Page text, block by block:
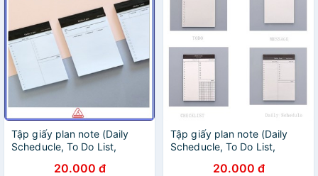
Tập giấy plan note (Daily
Scheducle, To Do List,
20.000 đ
Tập giấy plan note (Daily
Scheducle, To Do List,
20.000 đ